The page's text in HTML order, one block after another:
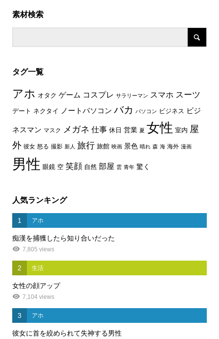
素材検索
タグ一覧
アホ オタク ゲーム コスプレ サラリーマン スマホ スーツ
デート ネクタイ ノートパソコン バカ パソコン ビジネス ビジ
ネスマン マスク メガネ 仕事 休日 営業 夏 女性 室内 屋
外 彼女 怒る 撮影 新人 旅行 旅館 映画 景色 晴れ 森 海 海外 漫画
男性 眼鏡 空 笑顔 自然 部屋 雲 青年 驚く
人気ランキング
1 アホ
痴漢を捕獲したら知り合いだった
7,805 views
2 生活
女性の顔アップ
7,104 views
3 アホ
彼女に首を絞められて失神する男性